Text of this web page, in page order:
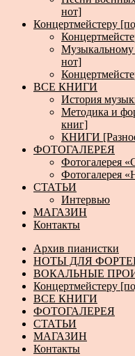
нот]
Концертмейстеру
нот]
ВСЕ КНИГИ
История
Методика и
книг]
КНИГИ
ФОТОГАЛЕРЕЯ
Фотогалерея
Фотогалерея
СТАТЬИ
Интервью
МАГАЗИН
Контакты
Архив пианистки
НОТЫ ДЛЯ
ВОКАЛЬНЫЕ
Концертмейстеру
ВСЕ КНИГИ
ФОТОГАЛЕРЕЯ
СТАТЬИ
МАГАЗИН
Контакты